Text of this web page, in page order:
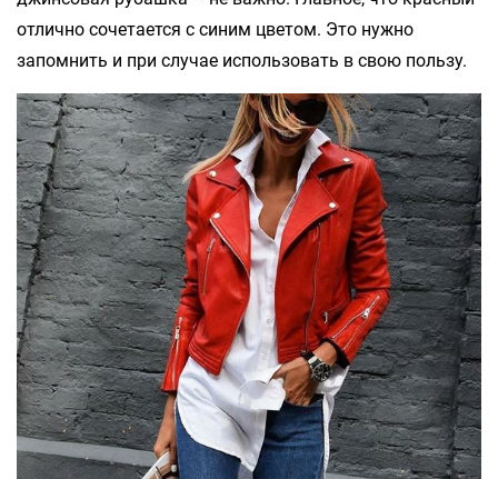
отлично сочетается с синим цветом. Это нужно
запомнить и при случае использовать в свою пользу.